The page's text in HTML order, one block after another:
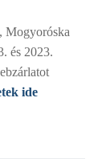
Mogyoróska
és 2023.
ide